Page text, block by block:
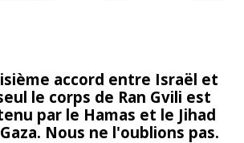
accord entre Israël et
le corps de Ran Gvili est
par le Hamas et le Jihad
Nous ne l'oublions pas.